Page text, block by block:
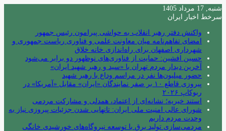
شنبه, 17 مرداد 1405
سرخط اخبار ایران
واکنش دفتر رهبر انقلاب به حواشی پیرامون رئیس جمهور
امضای تفاهم‌نامه میان معاونت علمی و فناوری ریاست جمهوری و
شهرداری اصفهان برای راه‌اندازی خانه خلاق
حسین افشین: حمایت از فناوری‌های نوظهور دو برابر می‌شود
آخرین دیدار مردم تهران با «سید و رهبر شهید ایران»
حضور میلیون‌ها نفر در مراسم وداع با رهبر شهید
پیروزی قاطع ۱۰ بر صفر نمایندگان «ایران» مقابل «آمریکا» در
ربوکاپ ۲۰۲۶
استند خیریه؛ نشانه‌ای از اعتماد، همدلی و مشارکت مردمی
شورای عالی امنیت ملی ایران: تانهایی شدن جزئیات پیروزی نیاز به
وحدت مردم داریم
مردمی‌سازی تولید برق با توسعه نیروگاه‌های خورشیدی خانگی